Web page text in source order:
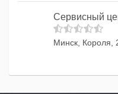
Сервисный
Минск, Короля,